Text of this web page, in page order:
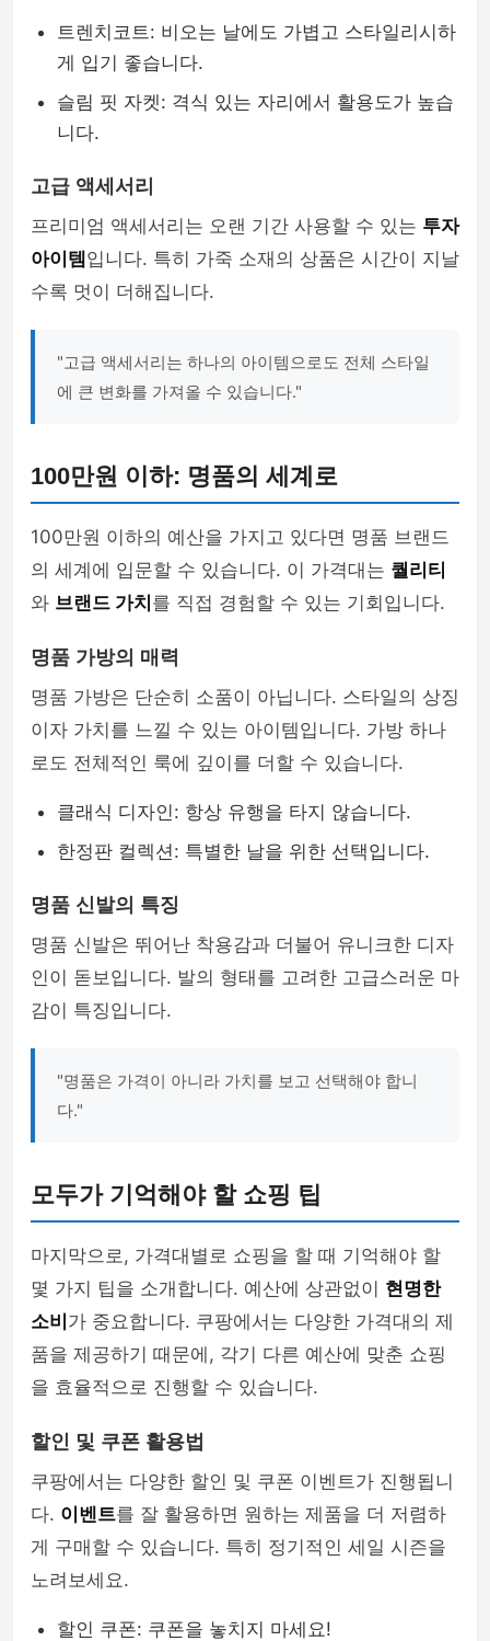
트렌치코트: 비오는 날에도 가볍고 스타일리시하
게 입기 좋습니다.
슬림 핏 자켓: 격식 있는 자리에서 활용도가 높습
니다.
고급 액세서리
프리미엄 액세서리는 오랜 기간 사용할 수 있는 투자
아이템 입니다. 특히 가죽 소재의 상품은 시간이 지날
수록 멋이 더해집니다.
"고급 액세서리는 하나의 아이템으로도 전체 스타일
에 큰 변화를 가져올 수 있습니다."
100만원 이하: 명품의 세계로
100만원 이하의 예산을 가지고 있다면 명품 브랜드
의 세계에 입문할 수 있습니다. 이 가격대는 퀄리티
와 브랜드 가치 를 직접 경험할 수 있는 기회입니다.
명품 가방의 매력
명품 가방은 단순히 소품이 아닙니다. 스타일의 상징
이자 가치를 느낄 수 있는 아이템입니다. 가방 하나
로도 전체적인 룩에 깊이를 더할 수 있습니다.
클래식 디자인: 항상 유행을 타지 않습니다.
한정판 컬렉션: 특별한 날을 위한 선택입니다.
명품 신발의 특징
명품 신발은 뛰어난 착용감과 더불어 유니크한 디자
인이 돋보입니다. 발의 형태를 고려한 고급스러운 마
감이 특징입니다.
"명품은 가격이 아니라 가치를 보고 선택해야 합니
다."
모두가 기억해야 할 쇼핑 팁
마지막으로, 가격대별로 쇼핑을 할 때 기억해야 할
몇 가지 팁을 소개합니다. 예산에 상관없이 현명한
소비 가 중요합니다. 쿠팡에서는 다양한 가격대의 제
품을 제공하기 때문에, 각기 다른 예산에 맞춘 쇼핑
을 효율적으로 진행할 수 있습니다.
할인 및 쿠폰 활용법
쿠팡에서는 다양한 할인 및 쿠폰 이벤트가 진행됩니
다. 이벤트를 잘 활용하면 원하는 제품을 더 저렴하
게 구매할 수 있습니다. 특히 정기적인 세일 시즌을
노려보세요.
할인 쿠폰: 쿠폰을 놓치지 마세요!